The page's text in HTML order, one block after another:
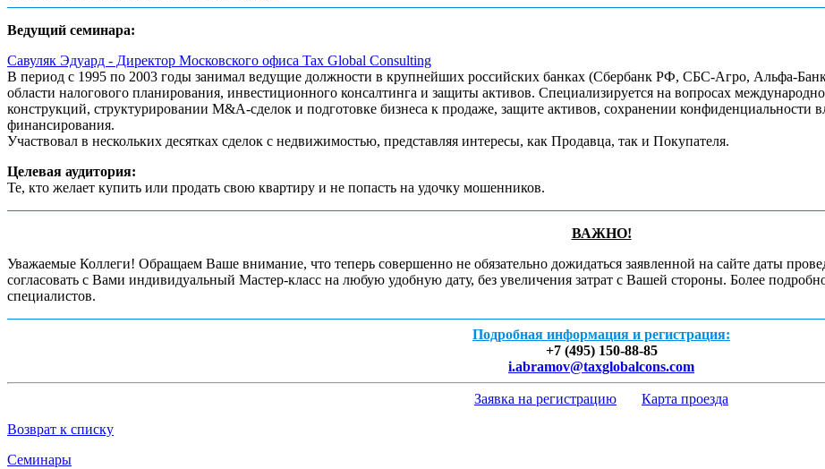
Ведущий семинара:
Савуляк Эдуард - Директор Московского офиса Tax Global Consulting
В период с 1995 по 2003 годы занимал ведущие должности в крупнейших российских банках (Сбербанк РФ, СБС-Агро, Альфа-
области налогового планирования, инвестиционного консалтинга и защиты активов. Специализируется на вопросах
конструкций, структурировании M&A-сделок и подготовке бизнеса к продаже, защите активов, сохранении конфиденциальности
финансирования.
Участвовал в нескольких десятках сделок с недвижимостью, представляя интересы, как Продавца, так и Покупателя.
Целевая аудитория:
Те, кто желает купить или продать свою квартиру и не попасть на удочку мошенников.
ВАЖНО!
Уважаемые Коллеги! Обращаем Ваше внимание, что теперь совершенно не обязательно дожидаться заявленной на сайте даты
согласовать с Вами индивидуальный Мастер-класс на любую удобную дату, без увеличения затрат с Вашей стороны. Более
специалистов.
Подробная информация и регистрация:
+7 (495) 150-88-85
i.abramov@taxglobalcons.com
Заявка на регистрацию
Карта проезда
Возврат к списку
Семинары